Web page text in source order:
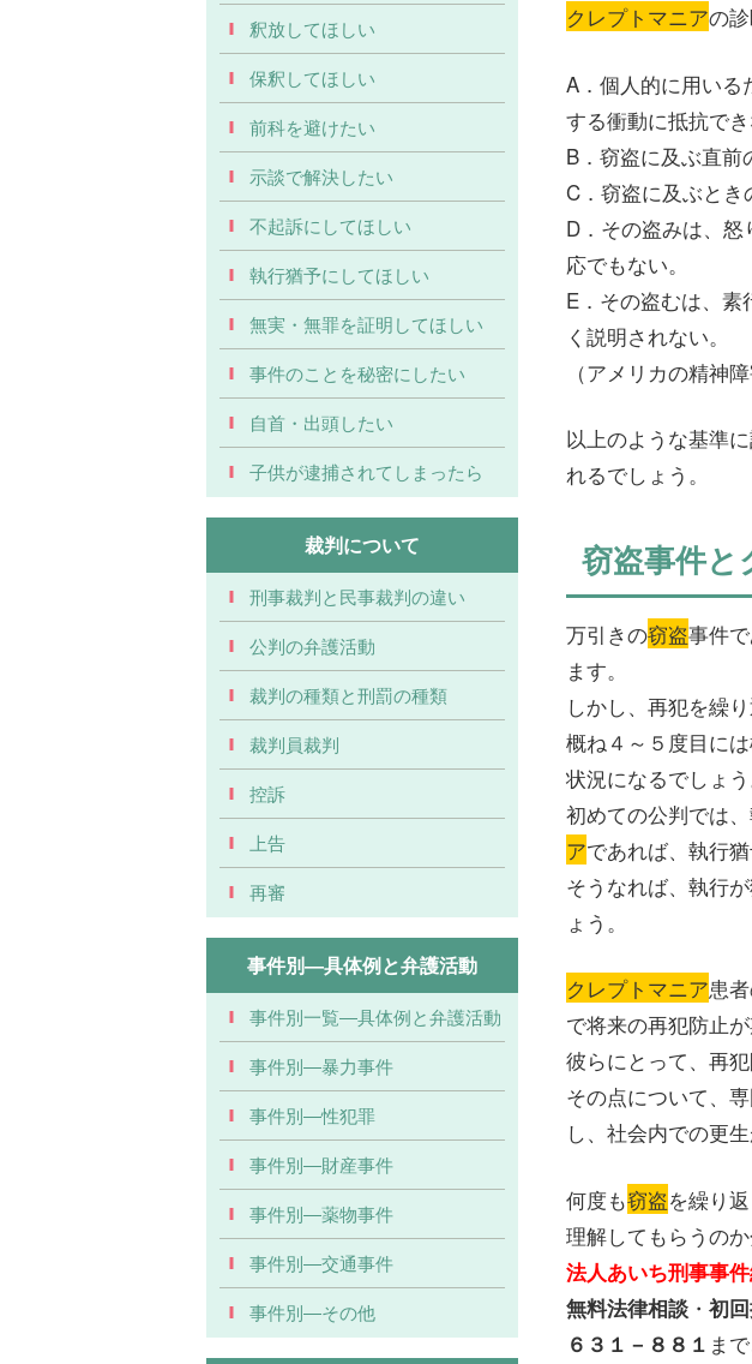
クレプトマニアの
A．個人的に用いる
する衝動に抵抗で
B．窃盗に及ぶ直前
C．窃盗に及ぶとき
D．その盗みは、
応でもない。
E．その盗むは、素
く説明されない。
（アメリカの精神
以上のような基準
れるでしょう。
窃盗事件
万引きの窃盗事件
ます。
しかし、再犯を繰
概ね４～５度目に
状況になるでしょう
初めての公判では
アであれば、執行
そうなれば、執行
ょう。
クレプトマニア患
で将来の再犯防止
彼らにとって、再
その点について、
し、社会内での更
何度も窃盗を繰り返
理解してもらうの
法人あいち刑事事
無料法律相談 ・ 初
６３１－８８１ ま
釈放してほしい
保釈してほしい
前科を避けたい
示談で解決したい
不起訴にしてほしい
執行猶予にしてほしい
無実・無罪を証明してほしい
事件のことを秘密にしたい
自首・出頭したい
子供が逮捕されてしまったら
裁判について
刑事裁判と民事裁判の違い
公判の弁護活動
裁判の種類と刑罰の種類
裁判員裁判
控訴
上告
再審
事件別―具体例と弁護活動
事件別一覧―具体例と弁護活動
事件別―暴力事件
事件別―性犯罪
事件別―財産事件
事件別―薬物事件
事件別―交通事件
事件別―その他